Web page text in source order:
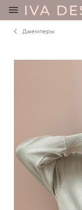
АКЦИИ
БЛОГ
ШОУРУМ
+7 495 401
Джемперы